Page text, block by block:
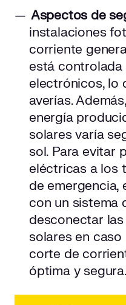
Aspectos de
instalaciones
corriente
está
electrónicos, lo
averías.
energía
solares varía
sol. Para evitar
eléctricas a los
de emergencia,
con un sistema
desconectar
solares en
corte de
óptima y segura.